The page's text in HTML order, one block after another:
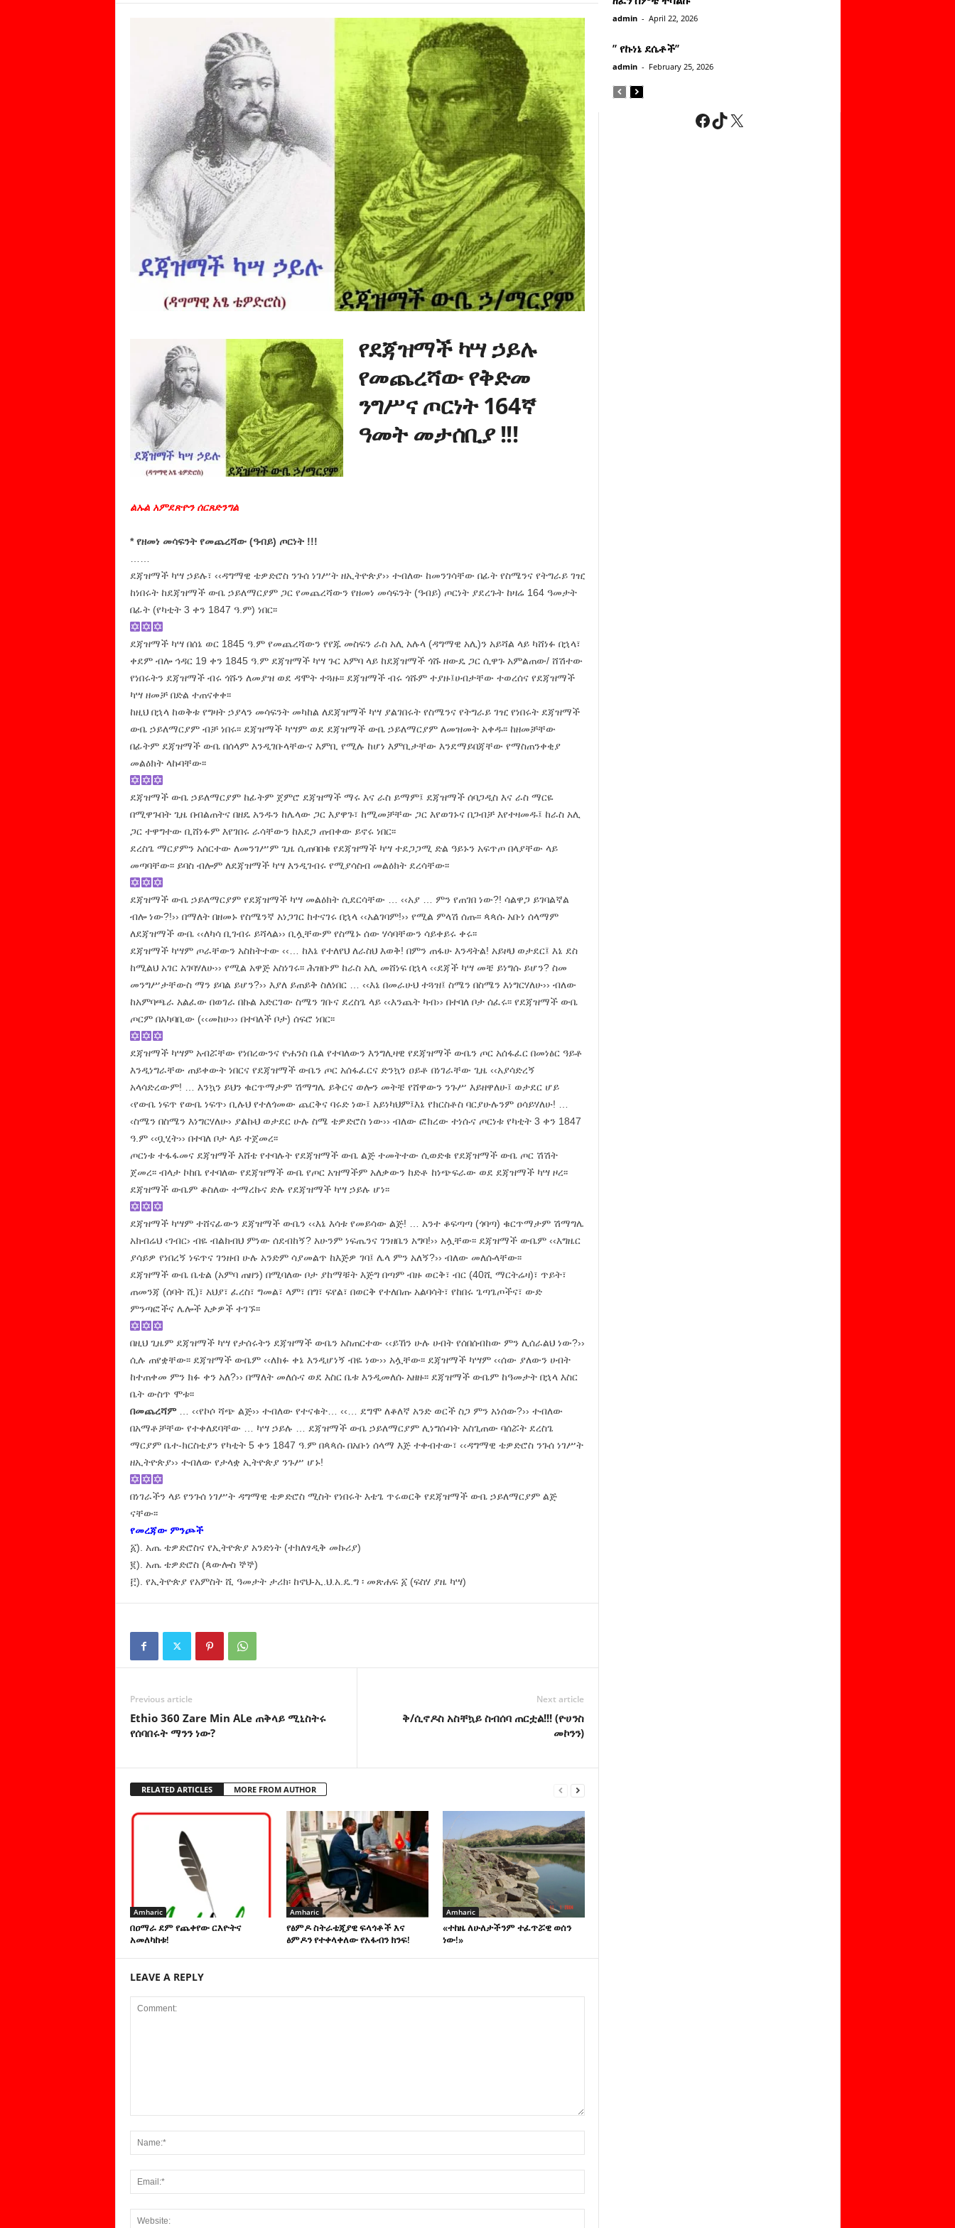
የደጃዝማች ካሣ ኃይሉ
የመጨረሻው የቅድመ
ንግሥና ጦርነት 164ኛ
ዓመት መታሰቢያ !!!
ልኡል አምደጽዮን ሰርጸድንግል
* የዘመነ መሳፍንት የመጨረሻው (ዓብይ) ጦርነት !!!
……
ደጃዝማች ካሣ ኃይሉ፣ ‹‹ዳግማዊ ቴዎድሮስ ንጉሰ ነገሥት ዘኢትዮጵያ›› ተብለው ከመንገሳቸው በፊት የስሜንና የትግራይ ገዢ
ከነበሩት ከደጃዝማች ውቤ ኃይለማርያም ጋር የመጨረሻውን የዘመነ መሳፍንት (ዓብይ) ጦርነት ያደረጉት ከዛሬ 164 ዓመታት
በፊት (የካቲት 3 ቀን 1847 ዓ.ም) ነበር፡፡
ደጃዝማች ካሣ በሰኔ ወር 1845 ዓ.ም የመጨረሻውን የየጁ መስፍን ራስ አሊ አሉላ (ዳግማዊ አሊ)ን አይሻል ላይ ካሸነፉ በኋላ፣
ቀደም ብሎ ኅዳር 19 ቀን 1845 ዓ.ም ደጃዝማች ካሣ ጉር አምባ ላይ ከደጃዝማች ጎሹ ዘውዴ ጋር ሲዋጉ አምልጠው/ ሸሽተው
የነበሩትን ደጃዝማች ብሩ ጎሹን ለመያዝ ወደ ዳሞት ተጓዙ፡፡ ደጃዝማች ብሩ ጎሹም ተያዙ፤ሀብታቸው ተወረሰና የደጃዝማች
ካሣ ዘመቻ በድል ተጠናቀቀ፡፡
ከዚህ በኋላ ከወቅቱ የግዛት ኃያላን መሳፍንት መካከል ለደጃዝማች ካሣ ያልገበሩት የስሜንና የትግራይ ገዢ የነበሩት ደጃዝማች
ውቤ ኃይለማርያም ብቻ ነበሩ፡፡ ደጃዝማች ካሣም ወደ ደጃዝማች ውቤ ኃይለማርያም ለመዝመት አቀዱ፡፡ ከዘመቻቸው
በፊትም ደጃዝማች ውቤ በሰላም እንዲገቡላቸውና እምቢ የሚሉ ከሆነ እምቢታቸው እንደማይበጃቸው የማስጠንቀቂያ
መልዕክት ላኩባቸው፡፡
ደጃዝማች ውቤ ኃይለማርያም ከፊትም ጀምሮ ደጃዝማች ማሩ እና ራስ ይማም፤ ደጃዝማች ሰባጋዲስ እና ራስ ማርዬ
በሚዋጉበት ጊዜ በብልጠትና በዘዴ አንዱን ከሌላው ጋር እያዋጉ፣ ከሚመቻቸው ጋር እየወገኑና በጋብቻ እየተዛመዱ፤ ከራስ አሊ
ጋር ተዋግተው ቢሸነፉም እየገበሩ ራሳቸውን ከአደጋ ጠብቀው ይኖሩ ነበር፡፡
ደረስጌ ማርያምን አሰርተው ለመንገሥም ጊዜ ሲጠባበቁ የደጃዝማች ካሣ ተደጋጋሚ ድል ዓይኑን አፍጥጦ በላያቸው ላይ
መጣባቸው፡፡ ይባስ ብሎም ለደጃዝማች ካሣ እንዲገብሩ የሚያሳስብ መልዕክት ደረሳቸው፡፡
ደጃዝማች ውቤ ኃይለማርያም የደጃዝማች ካሣ መልዕክት ሲደርሳቸው … ‹‹አያ … ምን የጠገበ ነው?! ሳልዋጋ ይገባልኛል
ብሎ ነው?!›› በማለት በዘመኑ የስሜንኛ አነጋገር ከተናገሩ በኋላ ‹‹አልገባም!›› የሚል ምላሽ ሰጡ፡፡ ጳጳሱ አቡነ ሰላማም
ለደጃዝማች ውቤ ‹‹ለካሳ ቢገብሩ ይሻላል›› ቢሏቸውም የስሜኑ ሰው ሃሳባቸውን ሳይቀይሩ ቀሩ፡፡
ደጃዝማች ካሣም ጦራቸውን አስከትተው ‹‹… ከእኔ የተለየህ ለራስህ እወቅ! በምን ጠፋሁ እንዳትል! አይዞህ ወታደር፤ እኔ ደስ
ከሚልህ አገር አገባሃለሁ›› የሚል አዋጅ አስነገሩ፡፡ ሕዝቡም ከራስ አሊ መሸነፍ በኋላ ‹‹ደጃች ካሣ መቼ ይነግሱ ይሆን? ስመ
መንግሥታቸውስ ማን ይባል ይሆን?›› እያለ ይጠይቅ ስለነበር … ‹‹እኔ በመራሁህ ተጓዝ፤ ስሜን በስሜን እነግርሃለሁ›› ብለው
ከአምባጫራ አልፈው በወገራ በኩል አድርገው ስሜን ገቡና ደረስጌ ላይ ‹‹እንጨት ካብ›› በተባለ ቦታ ሰፈሩ፡፡ የደጃዝማች ውቤ
ጦርም በአካባቢው (‹‹መከሁ›› በተባለች ቦታ) ሰፍሮ ነበር፡፡
ደጃዝማች ካሣም አብሯቸው የነበረውንና ዮሐንስ ቤል የተባለውን እንግሊዛዊ የደጃዝማች ውቤን ጦር አሰፋፈር በመነፅር ዓይቶ
እንዲነግራቸው ጠይቀውት ነበርና የደጃዝማች ውቤን ጦር አሰፋፈርና ድንኳን ዐይቶ በነገራቸው ጊዜ ‹‹አያሳድረኝ
አላሳድረውም! … እንኳን ይህን ቁርጥማታም ሽማግሌ ይቅርና ወሎን መትቼ የሸዋውን ንጉሥ እይዘዋለሁ፤ ወታደር ሆይ
‹የውቤ ነፍጥ የውቤ ነፍጥ› ቢሉህ የተለጎመው ጨርቅና ባሩድ ነው፤ አይነካህም፤እኔ የክርስቶስ ባርያሁሉንም ዐሳይሃለሁ! …
‹ስሜን በስሜን እነግርሃለሁ› ያልኩህ ወታደር ሁሉ ስሜ ቴዎድሮስ ነው›› ብለው ፎክረው ተነሱና ጦርነቱ የካቲት 3 ቀን 1847
ዓ.ም ‹‹ቧሂት›› በተባለ ቦታ ላይ ተጀመረ፡፡
ጦርነቱ ተፋፋመና ደጃዝማች እሸቴ የተባሉት የደጃዝማች ውቤ ልጅ ተመትተው ሲወድቁ የደጃዝማች ውቤ ጦር ሽሽት
ጀመረ፡፡ ብላታ ኮከቤ የተባለው የደጃዝማች ውቤ የጦር አዝማችም አለቃውን ከድቶ ከነጭፍራው ወደ ደጃዝማች ካሣ ዞረ፡፡
ደጃዝማች ውቤም ቆስለው ተማረኩና ድሉ የደጃዝማች ካሣ ኃይሉ ሆነ፡፡
ደጃዝማች ካሣም ተሸናፊውን ደጃዝማች ውቤን ‹‹እኔ እሳቱ የመይሳው ልጅ! … አንተ ቆፍጣጣ (ጎባጣ) ቁርጥማታም ሽማግሌ
አክብሬህ ‹ገብር› ብዬ ብልክብህ ምነው ሰደብከኝ? አሁንም ነፍጤንና ገንዘቤን አግባ!›› አሏቸው፡፡ ደጃዝማች ውቤም ‹‹እግዜር
ያሳይዎ የነበረኝ ነፍጥና ገንዘብ ሁሉ አንድም ሳያመልጥ ከእጅዎ ገባ፤ ሌላ ምን አለኝ?›› ብለው መለሱላቸው፡፡
ደጃዝማች ውቤ ቤቴል (አምባ ጠዘን) በሚባለው ቦታ ያከማቹት እጅግ በጣም ብዙ ወርቅ፣ ብር (40ሺ ማርትሬዛ)፣ ጥይት፣
ጠመንጃ (ሰባት ሺ)፣ አህያ፣ ፈረስ፣ ግመል፣ ላም፣ በግ፣ ፍየል፣ በወርቅ የተለበጡ አልባሳት፣ የከበሩ ጌጣጌጦችና፣ ውድ
ምንጣፎችና ሌሎች እቃዎች ተገኙ፡፡
በዚህ ጊዜም ደጃዝማች ካሣ የታሰሩትን ደጃዝማች ውቤን አስጠርተው ‹‹ይኸን ሁሉ ሀብት የሰበሰብከው ምን ሊሰራልህ ነው?››
ሲሉ ጠየቋቸው፡፡ ደጃዝማች ውቤም ‹‹ለክፉ ቀኔ እንዲሆነኝ ብዬ ነው›› አሏቸው፡፡ ደጃዝማች ካሣም ‹‹ሰው ያለውን ሀብት
ከተጠቀመ ምን ክፉ ቀን አለ?›› በማለት መለሱና ወደ እስር ቤቱ እንዲመለሱ አዘዙ፡፡ ደጃዝማች ውቤም ከዓመታት በኋላ እስር
ቤት ውስጥ ሞቱ፡፡
በመጨረሻም… ‹‹የኮሶ ሻጭ ልጅ›› ተብለው የተናቁት… ‹‹… ደግሞ ለቆለኛ አንድ ወርች ስጋ ምን አነሰው?›› ተብለው
በአማቶቻቸው የተቀለደባቸው … ካሣ ኃይሉ … ደጃዝማች ውቤ ኃይለማርያም ሊነግሱባት አስጊጠው ባሰሯት ደረስጌ
ማርያም ቤተ-ክርስቲያን የካቲት 5 ቀን 1847 ዓ.ም በጳጳሱ በአቡነ ሰላማ እጅ ተቀብተው፣ ‹‹ዳግማዊ ቴዎድሮስ ንጉሰ ነገሥት
ዘኢትዮጵያ›› ተብለው የታላቋ ኢትዮጵያ ንጉሥ ሆኑ!
በነገራችን ላይ የንጉሰ ነገሥት ዳግማዊ ቴዎድሮስ ሚስት የነበሩት እቴጌ ጥሩወርቅ የደጃዝማች ውቤ ኃይለማርያም ልጅ
ናቸው፡፡
የመረጃው ምንጮች
፩). አጤ ቴዎድሮስና የኢትዮጵያ አንድነት (ተክለፃዲቅ መኩሪያ)
፪). አጤ ቴዎድሮስ (ጳውሎስ ኞኞ)
፫). የኢትዮጵያ የአምስት ሺ ዓመታት ታሪክ፡ ከኖህ-ኢ.ህ.አ.ዴ.ግ ፡ መጽሐፍ ፩ (ፍስሃ ያዜ ካሣ)
Previous article
Ethio 360 Zare Min ALe ጠቅላይ ሚኒስትሩ
የሰባበሩት ማንን ነው?
Next article
ቅ/ሲኖዶስ አስቸኳይ ስብሰባ ጠርቷል!!! (ዮሀንስ
መኮንን)
RELATED ARTICLES MORE FROM AUTHOR
Amharic
በዐማራ ደም የጨቀየው ርእዮትና
አመለካከቱ!
Amharic
የፅምዶ ስትራቴጂያዊ ፍላጎቶች እና
ፅምዶን የተቀላቀለው የአፋብን ክንፍ!
Amharic
«ተከዜ ለሁለታችንም ተፈጥሯዊ ወሰን
ነው!»
LEAVE A REPLY
admin - April 22, 2026
” የኩነኔ ደሴቶች’’
admin - February 25, 2026
Facebook
TikTok
X